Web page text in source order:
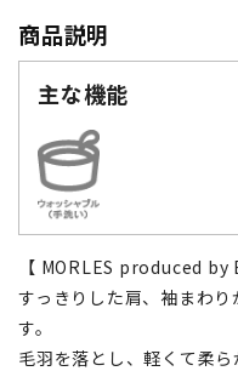
商品説明
主な機能
【 MORLES produced by
すっきりした肩、袖まわ
す。
毛羽を落とし、軽くて柔